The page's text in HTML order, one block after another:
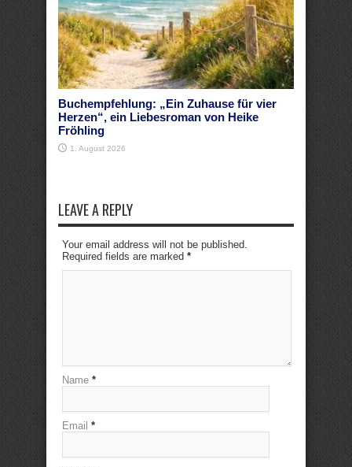
Buchempfehlung: „Ein Zuhause für vier
Herzen“, ein Liebesroman von Heike
Fröhling
1. August 2026
LEAVE A REPLY
Your email address will not be published.
Required fields are marked *
Name *
Email *